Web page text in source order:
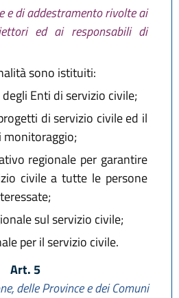
di addestramento rivolte ai
ed ai responsabili di
sono istituiti:
Enti di servizio civile;
di servizio civile ed il
monitoraggio;
regionale per garantire
civile a tutte le persone
sul servizio civile;
per il servizio civile.
Art. 5
delle Province e dei Comuni